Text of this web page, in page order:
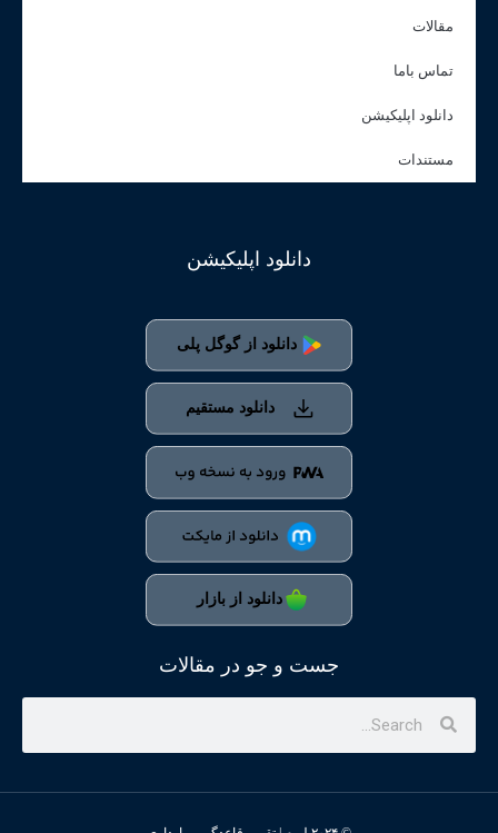
مقالات
تماس باما
دانلود اپلیکیشن
مستندات
دانلود اپلیکیشن
جست و جو در مقالات